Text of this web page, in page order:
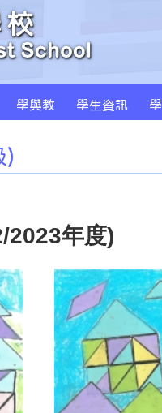
學與教 學生資訊
)
2023年度)